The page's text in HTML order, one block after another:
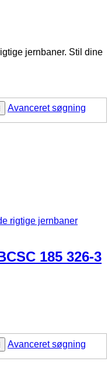
jernbaner. Stil dine
Avanceret søgning
rigtige jernbaner
185 326-3
Avanceret søgning